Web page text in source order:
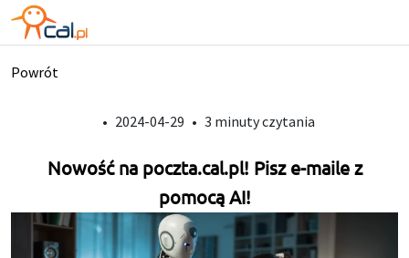
Powrót
• 2024-04-29 • 3 minuty czytania
Nowość na poczta.cal.pl! Pisz e-maile z
pomocą AI!